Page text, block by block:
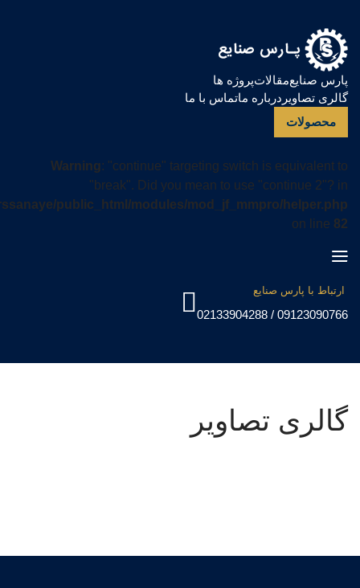
پارس صنایعمقالاتپروژه ها
گالری تصاویر درباره ماتماس با ما
محصولات
Warning: "continue" targeting switch is equivalent to
"break". Did you mean to use "continue 2"? in
public_html/modules/mod_jf_mmpro/helper.php
on line 82
ارتباط با پارس صنایع
09123090766 / 02133904288
گالری تصاویر